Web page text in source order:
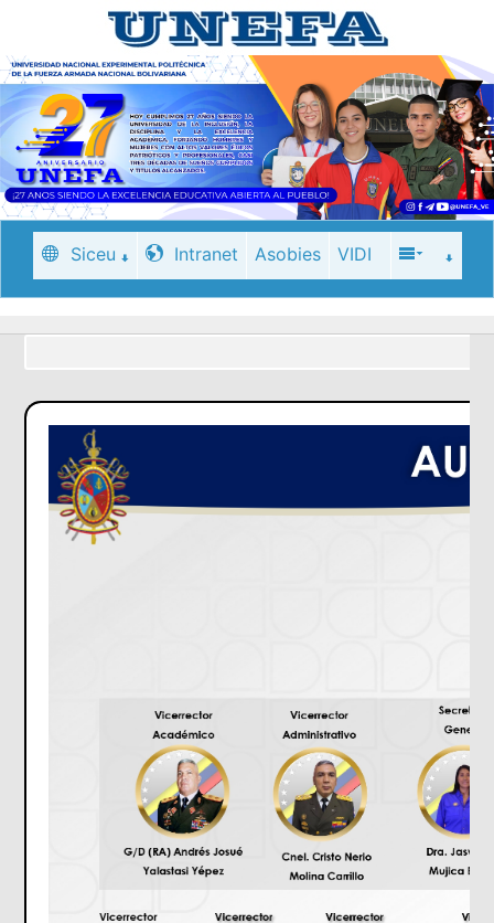
Siceu Intranet Asobies VIDI